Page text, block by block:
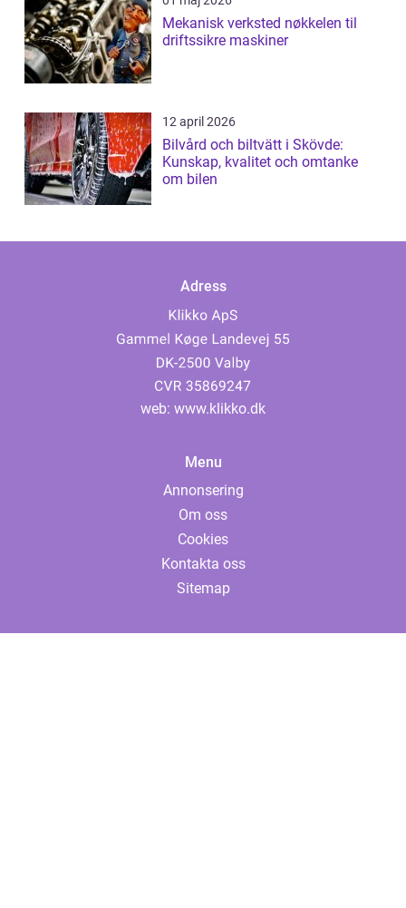
Mekanisk verksted nøkkelen til
driftssikre maskiner
12 april 2026
Bilvård och biltvätt i Skövde:
Kunskap, kvalitet och omtanke
om bilen
Adress
web: www.klikko.dk
Menu
Annonsering
Om oss
Cookies
Kontakta oss
Sitemap